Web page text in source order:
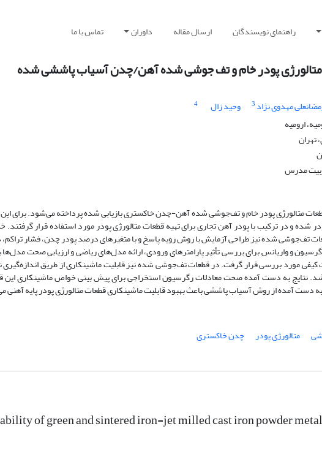
راهنمای نویسندگان ارسال مقاله داوران تماس با ما
متالورژی پودر خام و تف جوشی شده آهن/چدن آسیاب پاششی شده
مهدوی نژاد 3 وحید زال
4
ارومیه
تهران
مدرس
متالورژی پودر خام و تف‌جوشی شده آهن-چدن خاکستری بازیابی شده پرداخته می‌شود. برای
و در ترکیب با پودر آهن تجاری برای تهیه قطعات متالورژی پودر مورد استفاده قرار
تف‌جوشی شده نیز طراحی آزمایش با روش رویه پاسخ و با متغیرهای درصد پودر چدن، فشار
و واریانس برای بررسی تأثیر پارامترهای ورودی، ارائه مدل‌های ریاضی و ارزیابی صحت
مورد بررسی قرار گرفت. در قطعات تف‌جوشی شده نیز قابلیت ماشینکاری از طریق اندازه‌گیری
به دست آمده صحت معادلات رگرسیون استخراجی برای پیش بینی خواص ماشینکاری این
دست آمده از روش آسیاب پاششی باعث بهبود قابلیت ماشینکاری قطعات متالورژی پودر پایه
متالورژی پودر
چدن خاکستری
of green and sintered iron-jet milled cast iron powder